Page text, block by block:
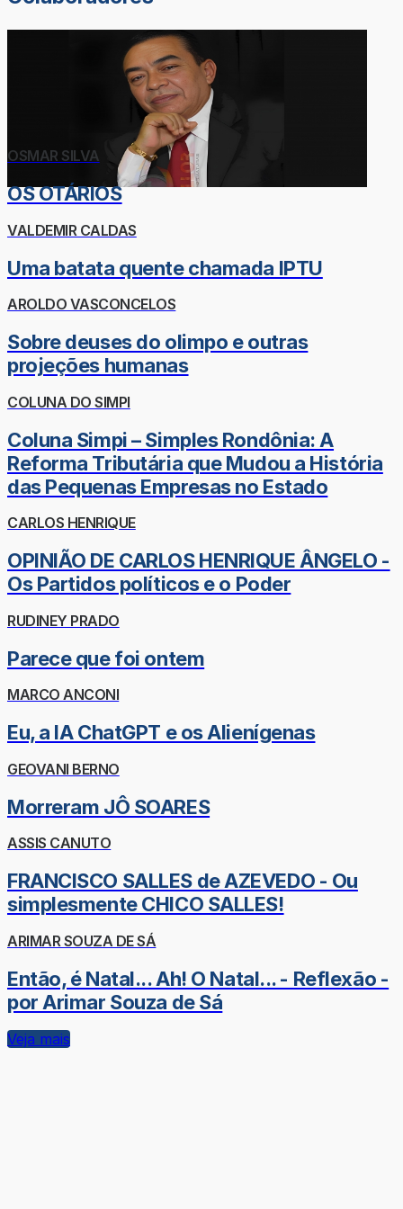
OSMAR SILVA
OS OTÁRIOS
VALDEMIR CALDAS
Uma batata quente chamada IPTU
AROLDO VASCONCELOS
Sobre deuses do olimpo e outras
projeções humanas
COLUNA DO SIMPI
Coluna Simpi – Simples Rondônia: A
Reforma Tributária que Mudou a História
das Pequenas Empresas no Estado
CARLOS HENRIQUE
OPINIÃO DE CARLOS HENRIQUE ÂNGELO -
Os Partidos políticos e o Poder
RUDINEY PRADO
Parece que foi ontem
MARCO ANCONI
Eu, a IA ChatGPT e os Alienígenas
GEOVANI BERNO
Morreram JÔ SOARES
ASSIS CANUTO
FRANCISCO SALLES de AZEVEDO - Ou
simplesmente CHICO SALLES!
ARIMAR SOUZA DE SÁ
Então, é Natal... Ah! O Natal... - Reflexão -
por Arimar Souza de Sá
Veja mais